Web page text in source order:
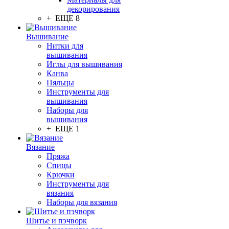
декорирования
+ ЕЩЕ 8
Вышивание
Нитки для
вышивания
Иглы для вышивания
Канва
Пяльцы
Инструменты для
вышивания
Наборы для
вышивания
+ ЕЩЕ 1
Вязание
Пряжа
Спицы
Крючки
Инструменты для
вязания
Наборы для вязания
Шитье и пэчворк